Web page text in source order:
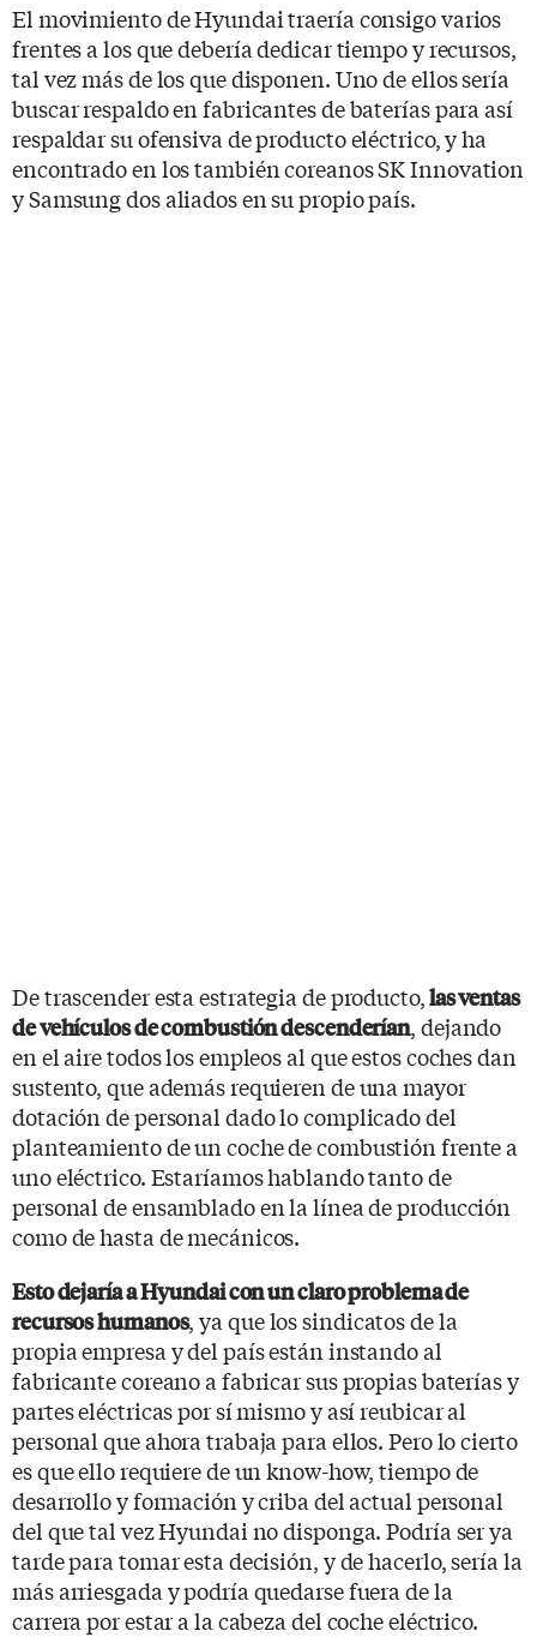
El movimiento de Hyundai traería consigo varios
frentes a los que debería dedicar tiempo y recursos,
tal vez más de los que disponen. Uno de ellos sería
buscar respaldo en fabricantes de baterías para así
respaldar su ofensiva de producto eléctrico, y ha
encontrado en los también coreanos SK Innovation
y Samsung dos aliados en su propio país.
De trascender esta estrategia de producto,las ventas
de vehículos de combustión descenderían, dejando
en el aire todos los empleos al que estos coches dan
sustento, que además requieren de una mayor
dotación de personal dado lo complicado del
planteamiento de un coche de combustión frente a
uno eléctrico. Estaríamos hablando tanto de
personal de ensamblado en la línea de producción
como de hasta de mecánicos.
Esto dejaría a Hyundai con un claro problema de
recursos humanos, ya que los sindicatos de la
propia empresa y del país están instando al
fabricante coreano a fabricar sus propias baterías y
partes eléctricas por sí mismo y así reubicar al
personal que ahora trabaja para ellos. Pero lo cierto
es que ello requiere de un know-how, tiempo de
desarrollo y formación y criba del actual personal
del que tal vez Hyundai no disponga. Podría ser ya
tarde para tomar esta decisión, y de hacerlo, sería la
más arriesgada y podría quedarse fuera de la
carrera por estar a la cabeza del coche eléctrico.